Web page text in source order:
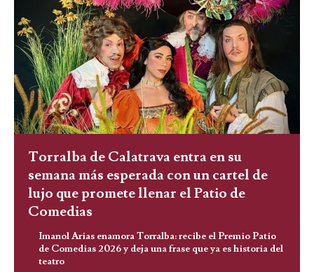
Torralba de Calatrava entra en su
semana más esperada con un cartel de
lujo que promete llenar el Patio de
Comedias
Imanol Arias enamora Torralba: recibe el Premio Patio
de Comedias 2026 y deja una frase que ya es historia del
teatro